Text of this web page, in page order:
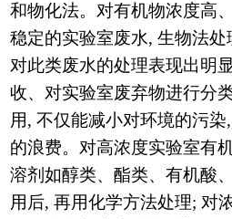
和物化法。对有机物浓度高
稳定的实验室废水, 生物法
对此类废水的处理表现出明
收、对实验室废弃物进行分
用, 不仅能减小对环境的污
的浪费。对高浓度实验室有
溶剂如醇类、酯类、有机酸
用后, 再用化学方法处理; 对